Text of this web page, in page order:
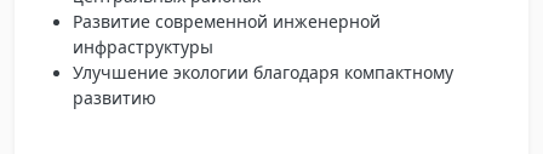
Развитие современной инженерной
инфраструктуры
Улучшение экологии благодаря компактному
развитию